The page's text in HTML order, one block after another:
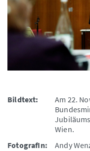
Bildtext:
Am 22.
Wien.
FotografIn:
Andy